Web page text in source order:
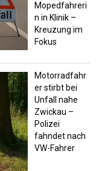
Mopedfahreri
n in Klinik –
Kreuzung im
Fokus
Motorradfahr
er stirbt bei
Unfall nahe
Zwickau –
Polizei
fahndet nach
VW-Fahrer